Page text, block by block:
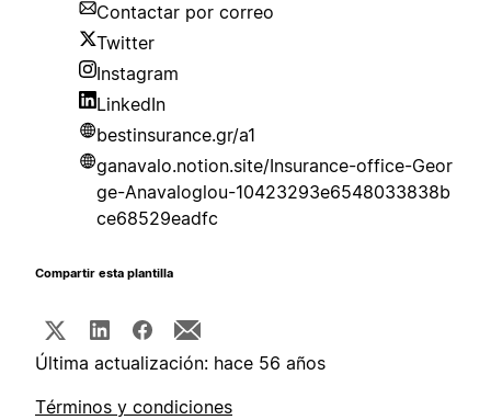
Contactar por correo
Twitter
Instagram
LinkedIn
bestinsurance.gr/a1
ganavalo.notion.site/Insurance-office-Geor
ge-Anavaloglou-10423293e6548033838b
ce68529eadfc
Compartir esta plantilla
Última actualización: hace 56 años
Términos y condiciones